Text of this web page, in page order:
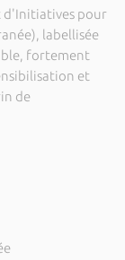
d'Initiatives pour
labellisée
fortement
et
de